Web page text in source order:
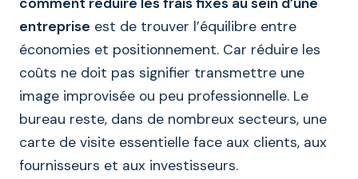
entreprise est de trouver l’équilibre entre
économies et positionnement. Car réduire les
coûts ne doit pas signifier transmettre une
image improvisée ou peu professionnelle. Le
bureau reste, dans de nombreux secteurs, une
carte de visite essentielle face aux clients, aux
fournisseurs et aux investisseurs.